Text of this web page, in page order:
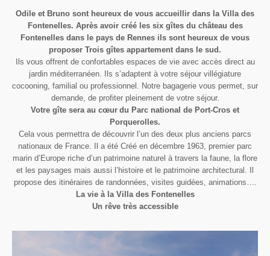
Odile et Bruno sont heureux de vous accueillir dans la Villa des
Fontenelles. Après avoir créé les six gîtes du château des
Fontenelles dans le pays de Rennes ils sont heureux de vous
proposer Trois gîtes appartement dans le sud.
Ils vous offrent de confortables espaces de vie avec accès direct au
jardin méditerranéen. Ils s’adaptent à votre séjour villégiature
cocooning, familial ou professionnel. Notre bagagerie vous permet, sur
demande, de profiter pleinement de votre séjour.
Votre gîte sera au cœur du Parc national de Port-Cros et
Porquerolles.
Cela vous permettra de découvrir l’un des deux plus anciens parcs
nationaux de France. Il a été Créé en décembre 1963, premier parc
marin d’Europe riche d’un patrimoine naturel à travers la faune, la flore
et les paysages mais aussi l’histoire et le patrimoine architectural. Il
propose des itinéraires de randonnées, visites guidées, animations….
La vie à la Villa des Fontenelles
Un rêve très accessible